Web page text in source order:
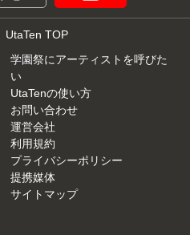
UtaTen TOP
学園祭にアーティストを呼びた
い
UtaTenの使い方
お問い合わせ
運営会社
利用規約
プライバシーポリシー
提携媒体
サイトマップ